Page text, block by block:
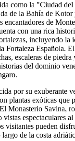
como la "Ciudad del
de la Bahía de Kotor
encantadores de
con una rica
incluyendo la
Fortaleza Española.
escaleras de piedra
del dominio
por su exuberante
plantas exóticas que
Monasterio Savina,
espectaculares al
visitantes pueden
largo de la costa